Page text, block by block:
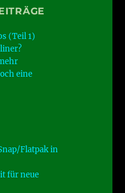
(Teil 1)
eine
Flatpak in
für neue